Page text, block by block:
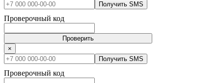
Получить SMS
Проверочный код
Проверить
×
Получить SMS
Проверочный код